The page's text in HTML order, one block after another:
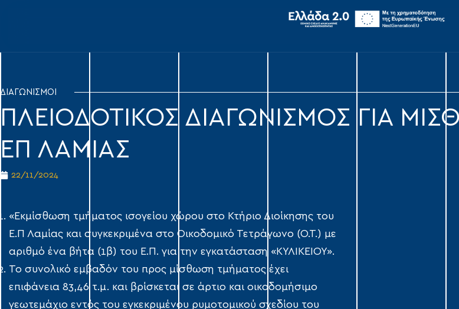
ΔΙΑΓΩΝΙΣΜΟΙ
ΠΛΕΙΟΔΟΤΙΚΟΣ ΔΙΑΓΩΝΙΣΜΟΣ ΓΙΑ
ΕΠ ΛΑΜΙΑΣ
22/11/2024
«Εκμίσθωση τμήματος ισογείου χώρου στο Κτήριο Διοίκησης του
Ε.Π Λαμίας και συγκεκριμένα στο Οικοδομικό Τετράγωνο (Ο.Τ.) με
αριθμό ένα βήτα (1β) του Ε.Π. για την εγκατάσταση «ΚΥΛΙΚΕΙΟΥ».
Το συνολικό εμβαδόν του προς μίσθωση τμήματος έχει
επιφάνεια 83,46 τ.μ. και βρίσκεται σε άρτιο και οικοδομήσιμο
γεωτεμάχιο εντός του εγκεκριμένου ρυμοτομικού σχεδίου του